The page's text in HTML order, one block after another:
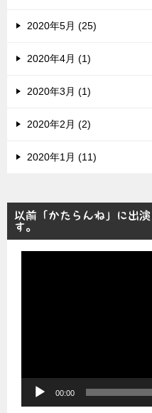
2020年5月 (25)
2020年4月 (1)
2020年3月 (1)
2020年2月 (2)
2020年1月 (11)
以前「かたらんね」に出
す。
00:00